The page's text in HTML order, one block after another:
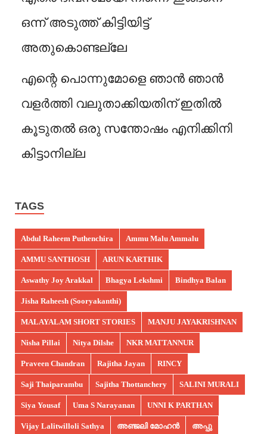
ഒന്ന് അടുത്ത് കിട്ടിയിട്ട്
അതുകൊണ്ടല്ലേ
എന്റെ പൊന്നുമോളെ ഞാൻ ഞാൻ
വളർത്തി വലുതാക്കിയതിന് ഇതിൽ
കൂടുതൽ ഒരു സന്തോഷം എനിക്കിനി
കിട്ടാനില്ല
TAGS
Abdul Raheem Puthenchira Ammu Malu Ammalu
AMMU SANTHOSH ARUN KARTHIK
Aswathy Joy Arakkal Bhagya Lekshmi Bindhya Balan
Jisha Raheesh (Sooryakanthi)
MALAYALAM SHORT STORIES MANJU JAYAKRISHNAN
Nisha Pillai Nitya Dilshe NKR MATTANNUR
Praveen Chandran Rajitha Jayan RINCY
Saji Thaiparambu Sajitha Thottanchery SALINI MURALI
Siya Yousaf Uma S Narayanan UNNI K PARTHAN
Vijay Lalitwilloli Sathya അഞ്ജലി മോഹൻ അപ്പു